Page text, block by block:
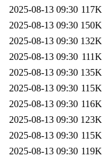
2025-08-13 09:30 117K
2025-08-13 09:30 150K
2025-08-13 09:30 132K
2025-08-13 09:30 111K
2025-08-13 09:30 135K
2025-08-13 09:30 115K
2025-08-13 09:30 116K
2025-08-13 09:30 123K
2025-08-13 09:30 115K
2025-08-13 09:30 119K